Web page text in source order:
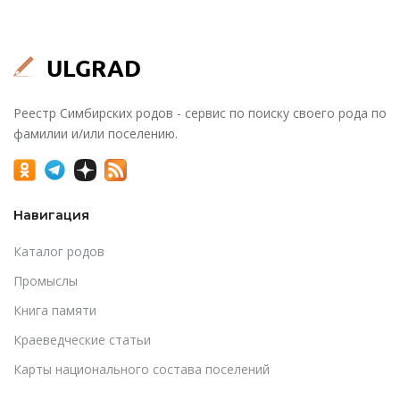
Реестр Симбирских родов - сервис по поиску своего рода по
фамилии и/или поселению.
Навигация
Каталог родов
Промыслы
Книга памяти
Краеведческие статьи
Карты национального состава поселений